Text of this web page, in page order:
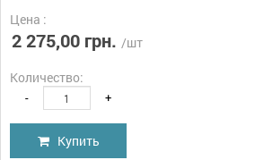
Цена :
2 275,00 грн. /шт
Количество:
- +
Купить